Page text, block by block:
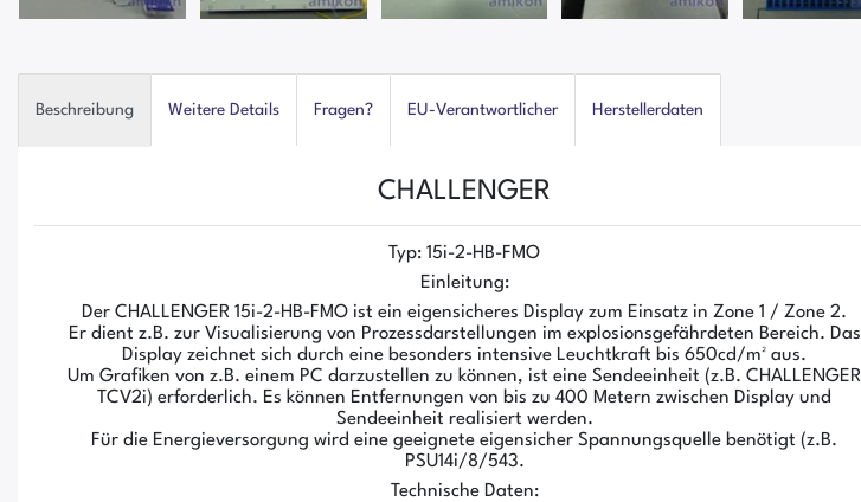
Beschreibung Weitere Details Fragen? EU-Verantwortlicher Herstellerdaten
CHALLENGER
Typ: 15i-2-HB-FMO
Einleitung:
Der CHALLENGER 15i-2-HB-FMO ist ein eigensicheres Display zum Einsatz in Zone 1 / Zone 2.
Er dient z.B. zur Visualisierung von Prozessdarstellungen im explosionsgefährdeten Bereich. Das
Display zeichnet sich durch eine besonders intensive Leuchtkraft bis 650cd/m² aus.
Um Grafiken von z.B. einem PC darzustellen zu können, ist eine Sendeeinheit (z.B. CHALLENGER
TCV2i) erforderlich. Es können Entfernungen von bis zu 400 Metern zwischen Display und
Sendeeinheit realisiert werden.
Für die Energieversorgung wird eine geeignete eigensicher Spannungsquelle benötigt (z.B.
PSU14i/8/543.
Technische Daten: